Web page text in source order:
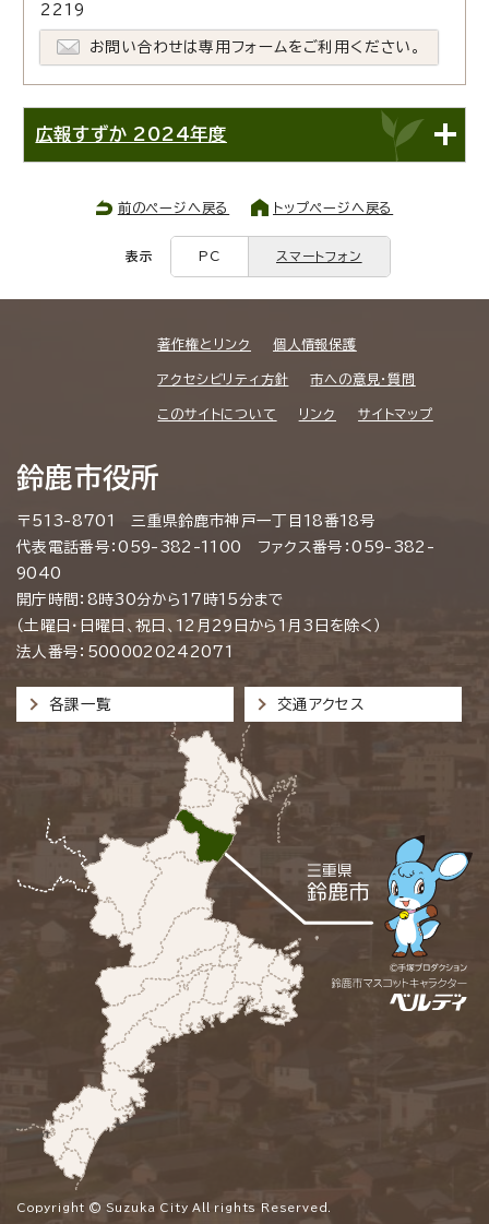
2219
お問い合わせは専用フォームをご利用ください。
広報すずか 2024年度
前のページへ戻る トップページへ戻る
表示 PC スマートフォン
著作権とリンク 個人情報保護
アクセシビリティ方針 市への意見・質問
このサイトについて リンク サイトマップ
鈴鹿市役所
〒513-8701 三重県鈴鹿市神戸一丁目18番18号
代表電話番号：059-382-1100 ファクス番号：059-382-
9040
開庁時間：8時30分から17時15分まで
（土曜日・日曜日、祝日、12月29日から1月3日を除く）
法人番号：5000020242071
各課一覧 交通アクセス
Copyright © Suzuka City All rights Reserved.